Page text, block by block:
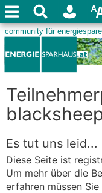
Es tut uns leid...
Diese Seite ist
Um mehr über die
erfahren müssen